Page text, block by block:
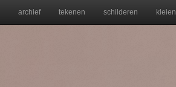
archief tekenen schilderen kleien